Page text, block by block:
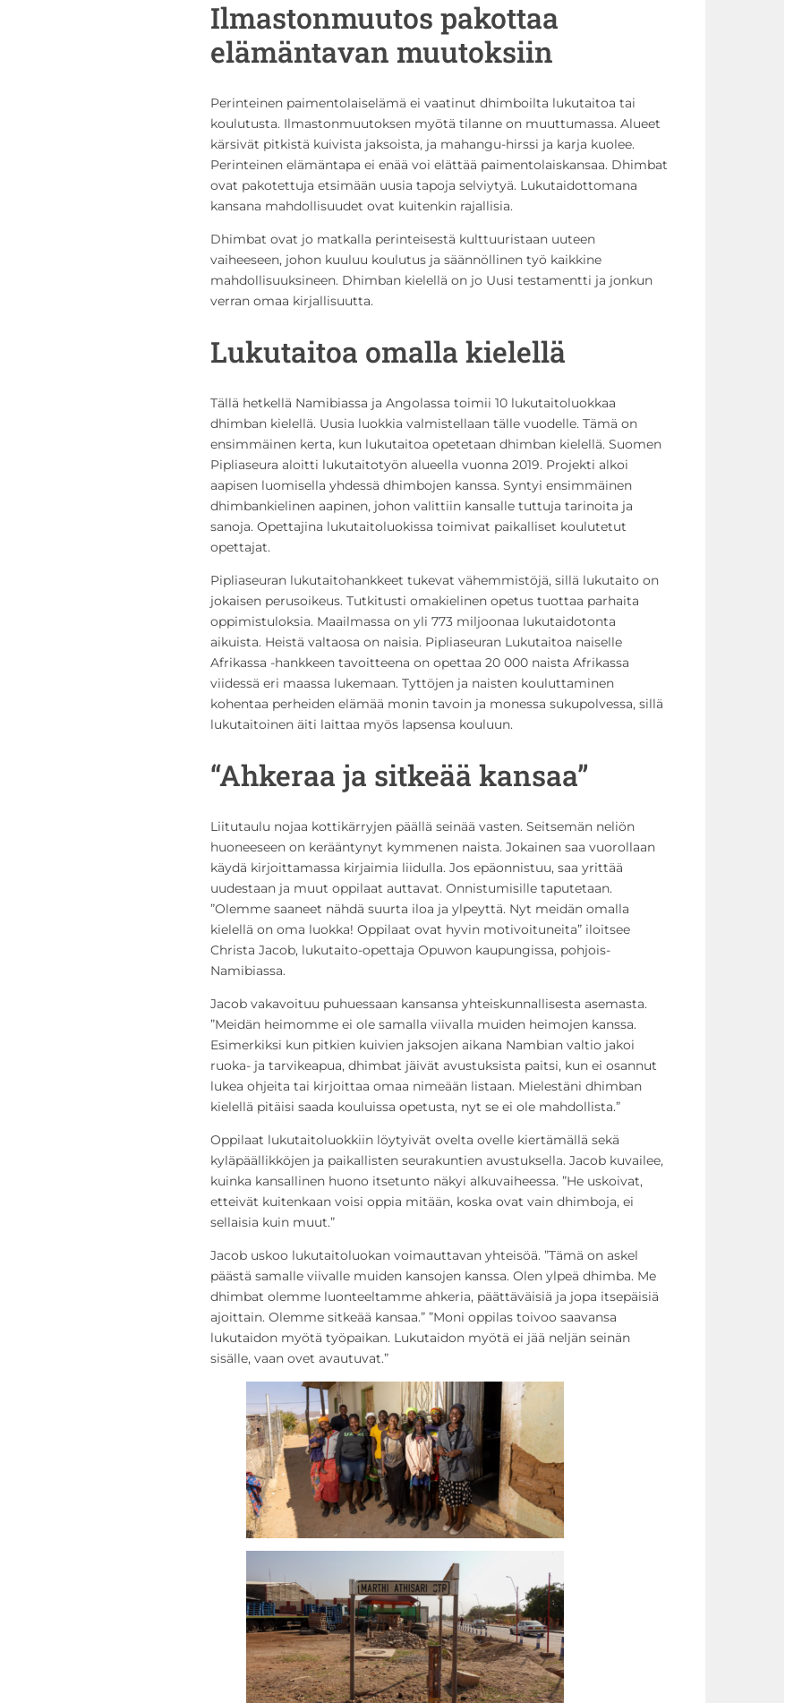
Ilmastonmuutos pakottaa
elämäntavan muutoksiin
Perinteinen paimentolaiselämä ei vaatinut dhimboilta lukutaitoa tai
koulutusta. Ilmastonmuutoksen myötä tilanne on muuttumassa. Alueet
kärsivät pitkistä kuivista jaksoista, ja mahangu-hirssi ja karja kuolee.
Perinteinen elämäntapa ei enää voi elättää paimentolaiskansaa. Dhimbat
ovat pakotettuja etsimään uusia tapoja selviytyä. Lukutaidottomana
kansana mahdollisuudet ovat kuitenkin rajallisia.
Dhimbat ovat jo matkalla perinteisestä kulttuuristaan uuteen
vaiheeseen, johon kuuluu koulutus ja säännöllinen työ kaikkine
mahdollisuuksineen. Dhimban kielellä on jo Uusi testamentti ja jonkun
verran omaa kirjallisuutta.
Lukutaitoa omalla kielellä
Tällä hetkellä Namibiassa ja Angolassa toimii 10 lukutaitoluokkaa
dhimban kielellä. Uusia luokkia valmistellaan tälle vuodelle. Tämä on
ensimmäinen kerta, kun lukutaitoa opetetaan dhimban kielellä. Suomen
Pipliaseura aloitti lukutaitotyön alueella vuonna 2019. Projekti alkoi
aapisen luomisella yhdessä dhimbojen kanssa. Syntyi ensimmäinen
dhimbankielinen aapinen, johon valittiin kansalle tuttuja tarinoita ja
sanoja. Opettajina lukutaitoluokissa toimivat paikalliset koulutetut
opettajat.
Pipliaseuran lukutaitohankkeet tukevat vähemmistöjä, sillä lukutaito on
jokaisen perusoikeus. Tutkitusti omakielinen opetus tuottaa parhaita
oppimistuloksia. Maailmassa on yli 773 miljoonaa lukutaidotonta
aikuista. Heistä valtaosa on naisia. Pipliaseuran Lukutaitoa naiselle
Afrikassa -hankkeen tavoitteena on opettaa 20 000 naista Afrikassa
viidessä eri maassa lukemaan. Tyttöjen ja naisten kouluttaminen
kohentaa perheiden elämää monin tavoin ja monessa sukupolvessa, sillä
lukutaitoinen äiti laittaa myös lapsensa kouluun.
“Ahkeraa ja sitkeää kansaa”
Liitutaulu nojaa kottikärryjen päällä seinää vasten. Seitsemän neliön
huoneeseen on kerääntynyt kymmenen naista. Jokainen saa vuorollaan
käydä kirjoittamassa kirjaimia liidulla. Jos epäonnistuu, saa yrittää
uudestaan ja muut oppilaat auttavat. Onnistumisille taputetaan.
”Olemme saaneet nähdä suurta iloa ja ylpeyttä. Nyt meidän omalla
kielellä on oma luokka! Oppilaat ovat hyvin motivoituneita” iloitsee
Christa Jacob, lukutaito-opettaja Opuwon kaupungissa, pohjois-
Namibiassa.
Jacob vakavoituu puhuessaan kansansa yhteiskunnallisesta asemasta.
”Meidän heimomme ei ole samalla viivalla muiden heimojen kanssa.
Esimerkiksi kun pitkien kuivien jaksojen aikana Nambian valtio jakoi
ruoka- ja tarvikeapua, dhimbat jäivät avustuksista paitsi, kun ei osannut
lukea ohjeita tai kirjoittaa omaa nimeään listaan. Mielestäni dhimban
kielellä pitäisi saada kouluissa opetusta, nyt se ei ole mahdollista.”
Oppilaat lukutaitoluokkiin löytyivät ovelta ovelle kiertämällä sekä
kyläpäällikköjen ja paikallisten seurakuntien avustuksella. Jacob kuvailee,
kuinka kansallinen huono itsetunto näkyi alkuvaiheessa. ”He uskoivat,
etteivät kuitenkaan voisi oppia mitään, koska ovat vain dhimboja, ei
sellaisia kuin muut.”
Jacob uskoo lukutaitoluokan voimauttavan yhteisöä. ”Tämä on askel
päästä samalle viivalle muiden kansojen kanssa. Olen ylpeä dhimba. Me
dhimbat olemme luonteeltamme ahkeria, päättäväisiä ja jopa itsepäisiä
ajoittain. Olemme sitkeää kansaa.” ”Moni oppilas toivoo saavansa
lukutaidon myötä työpaikan. Lukutaidon myötä ei jää neljän seinän
sisälle, vaan ovet avautuvat.”